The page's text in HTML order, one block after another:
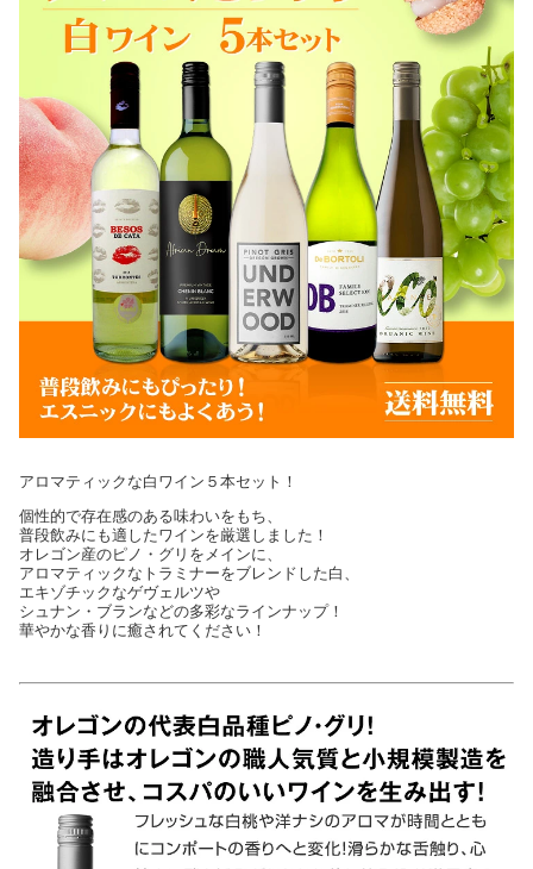
アロマティックな白ワイン５本セット！
個性的で存在感のある味わいをもち、
普段飲みにも適したワインを厳選しました！
オレゴン産のピノ・グリをメインに、
アロマティックなトラミナーをブレンドした白、
エキゾチックなゲヴェルツや
シュナン・ブランなどの多彩なラインナップ！
華やかな香りに癒されてください！